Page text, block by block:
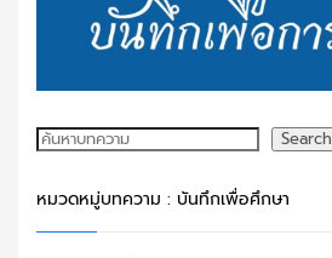
ค้นหา Search
หมวดหมู่บทความ : บันทึกเพื่อศึกษา